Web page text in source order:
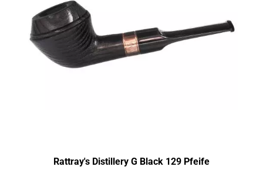
Rattray's Distillery G Black 129 Pfeife